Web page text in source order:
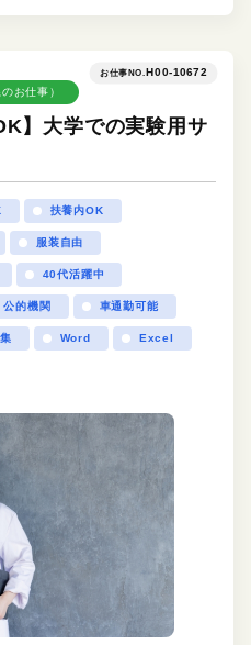
お仕事NO. H00-10672
お仕事）
】大学での実験用サ
扶養内OK
服装自由
40代活躍中
公的機関 車通勤可能
Word Excel